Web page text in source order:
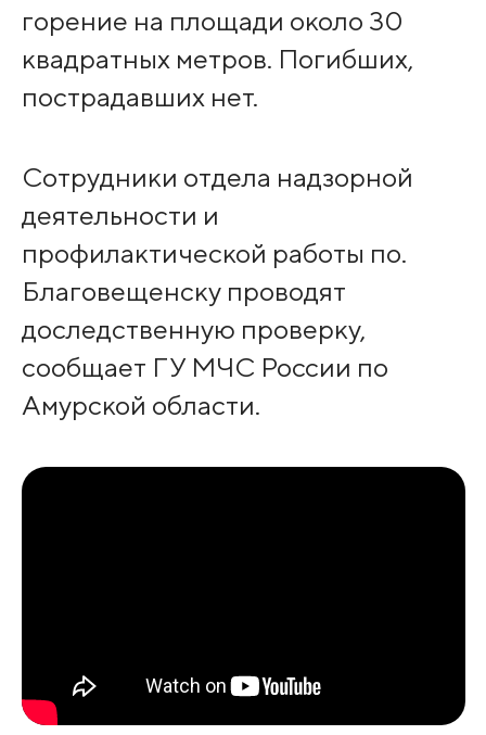
горение на площади около 30
квадратных метров. Погибших,
пострадавших нет.
Сотрудники отдела надзорной
деятельности и
профилактической работы по.
Благовещенску проводят
доследственную проверку,
сообщает ГУ МЧС России по
Амурской области.